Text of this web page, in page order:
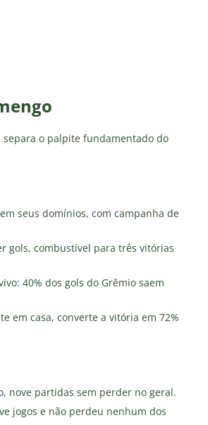
o palpite fundamentado do
seus domínios, com campanha de
gols, combustível para três vitórias
40% dos gols do Grêmio saem
em casa, converte a vitória em 72%
nove partidas sem perder no geral.
jogos e não perdeu nenhum dos